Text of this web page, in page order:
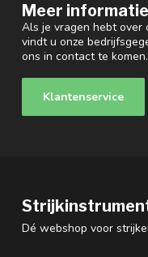
Meer informatie
Als je vragen hebt over
vindt u onze
ons in contact te
Klantenservice
Dé webshop voor